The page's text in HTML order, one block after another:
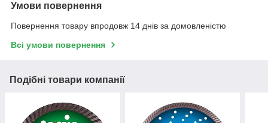
Умови повернення
Повернення товару впродовж 14 днів за домовленістю
Всі умови повернення
Подібні товари компанії